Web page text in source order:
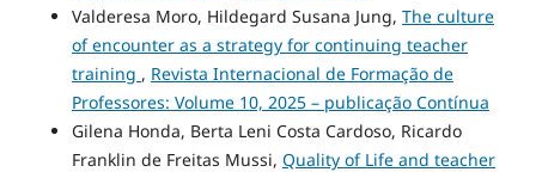
Valderesa Moro, Hildegard Susana Jung, The culture
of encounter as a strategy for continuing teacher
training , Revista Internacional de Formação de
Professores: Volume 10, 2025 – publicação Contínua
Gilena Honda, Berta Leni Costa Cardoso, Ricardo
Franklin de Freitas Mussi, Quality of Life and teacher